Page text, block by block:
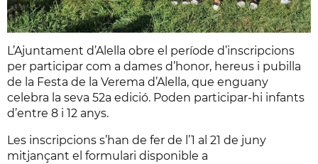
L’Ajuntament d’Alella obre el període d’inscripcions
per participar com a dames d’honor, hereus i pubilla
de la Festa de la Verema d’Alella, que enguany
celebra la seva 52a edició. Poden participar-hi infants
d’entre 8 i 12 anys.
Les inscripcions s’han de fer de l’1 al 21 de juny
mitjançant el formulari disponible a